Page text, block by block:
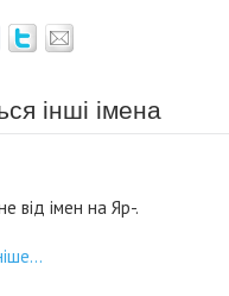
інші імена
від імен на Яр-.